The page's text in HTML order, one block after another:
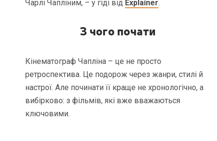
Чарлі Чапліним, – у гіді від Explainer.
З чого почати
Кінематограф Чапліна – це не просто
ретроспектива. Це подорож через жанри, стилі й
настрої. Але починати її краще не хронологічно, а
вибірково: з фільмів, які вже вважаються
ключовими.